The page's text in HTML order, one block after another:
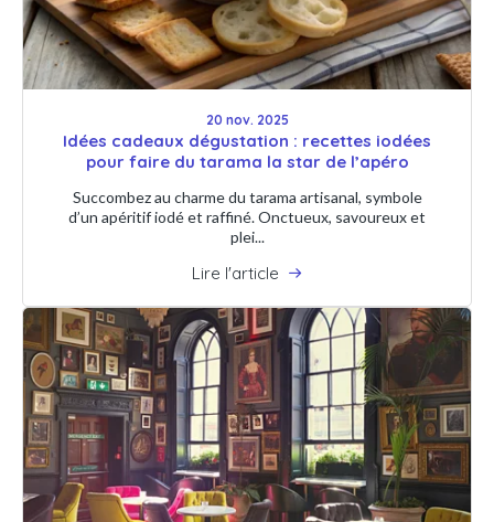
20 nov. 2025
Idées cadeaux dégustation : recettes iodées
pour faire du tarama la star de l’apéro
Succombez au charme du tarama artisanal, symbole
d’un apéritif iodé et raffiné. Onctueux, savoureux et
plei...
Lire l'article